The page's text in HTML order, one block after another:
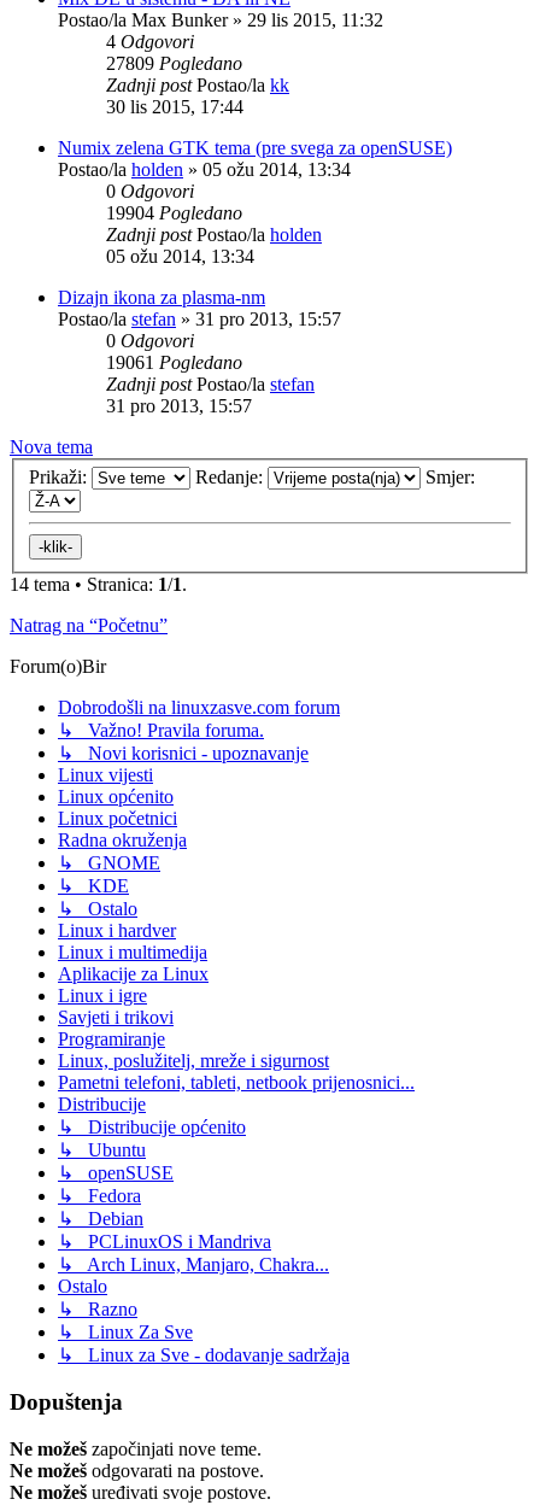
Postao/la Max Bunker» 29 lis 2015, 11:32
4 Odgovori
27809 Pogledano
Zadnji postPostao/la kk
30 lis 2015, 17:44
Numix zelena GTK tema (pre svega za openSUSE)
Postao/la holden » 05 ožu 2014, 13:34
0 Odgovori
19904 Pogledano
Zadnji postPostao/la holden
05 ožu 2014, 13:34
Dizajn ikona za plasma-nm
Postao/la stefan » 31 pro 2013, 15:57
0 Odgovori
19061 Pogledano
Zadnji postPostao/la stefan
31 pro 2013, 15:57
Nova tema
Prikaži:
Redanje: Smjer:
14 tema • Stranica: 1/1.
Natrag na “Početnu”
Forum(o)Bir
Dobrodošli na linuxzasve.com forum
↳ Važno! Pravila foruma.
↳ Novi korisnici - upoznavanje
Linux vijesti
Linux općenito
Linux početnici
Radna okruženja
↳ GNOME
↳ KDE
↳ Ostalo
Linux i hardver
Linux i multimedija
Aplikacije za Linux
Linux i igre
Savjeti i trikovi
Programiranje
Linux, poslužitelj, mreže i sigurnost
Pametni telefoni, tableti, netbook prijenosnici...
Distribucije
↳ Distribucije općenito
↳ Ubuntu
↳ openSUSE
↳ Fedora
↳ Debian
↳ PCLinuxOS i Mandriva
↳ Arch Linux, Manjaro, Chakra...
Ostalo
↳ Razno
↳ Linux Za Sve
↳ Linux za Sve - dodavanje sadržaja
Dopuštenja
Ne možeš započinjati nove teme.
Ne možeš odgovarati na postove.
Ne možeš uređivati svoje postove.